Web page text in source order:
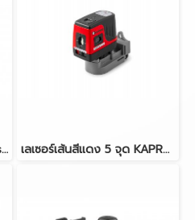
เลเซอร์เส้นสีแดง 3D All-Lines KAPRO รุ่น 883N Prolaser® เลเซอร์เส้นสีแดง 5 จุด KAPRO รุ่น 896 Prolaser®